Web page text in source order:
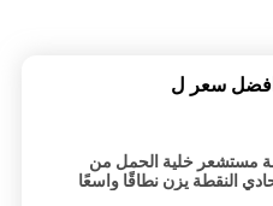
سعر ل
مستشعر خلية الحمل من
النقطة يزن نطاقًا واسعًا